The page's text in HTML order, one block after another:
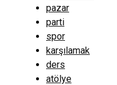
pazar
parti
spor
karşılamak
ders
atölye